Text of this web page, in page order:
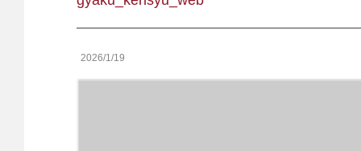
2026/1/19